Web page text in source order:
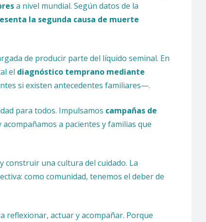
a nivel mundial. Según datos de la
la segunda causa de muerte
de producir parte del líquido seminal. En
el diagnóstico temprano mediante
si existen antecedentes familiares—.
para todos. Impulsamos campañas de
a pacientes y familias que
construir una cultura del cuidado. La
como comunidad, tenemos el deber de
reflexionar, actuar y acompañar. Porque